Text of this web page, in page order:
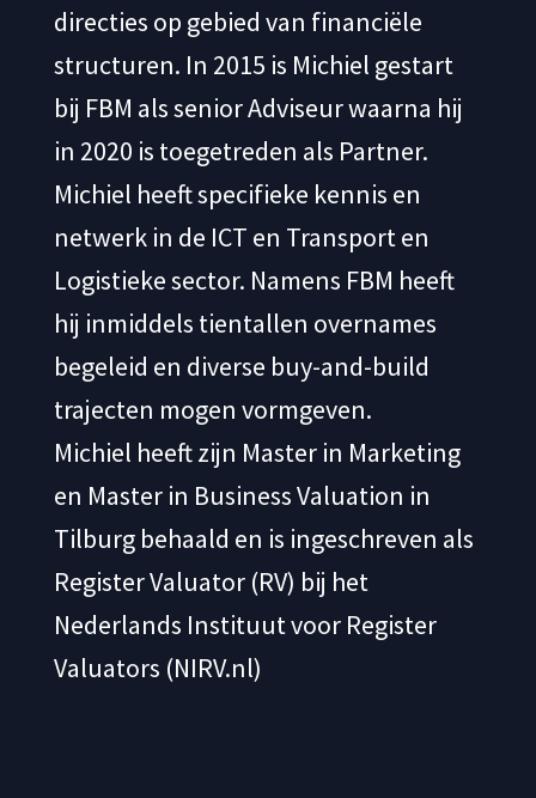
directies op gebied van financiële
structuren. In 2015 is Michiel gestart
bij FBM als senior Adviseur waarna hij
in 2020 is toegetreden als Partner.
Michiel heeft specifieke kennis en
netwerk in de ICT en Transport en
Logistieke sector. Namens FBM heeft
hij inmiddels tientallen overnames
begeleid en diverse buy-and-build
trajecten mogen vormgeven.
Michiel heeft zijn Master in Marketing
en Master in Business Valuation in
Tilburg behaald en is ingeschreven als
Register Valuator (RV) bij het
Nederlands Instituut voor Register
Valuators (NIRV.nl)